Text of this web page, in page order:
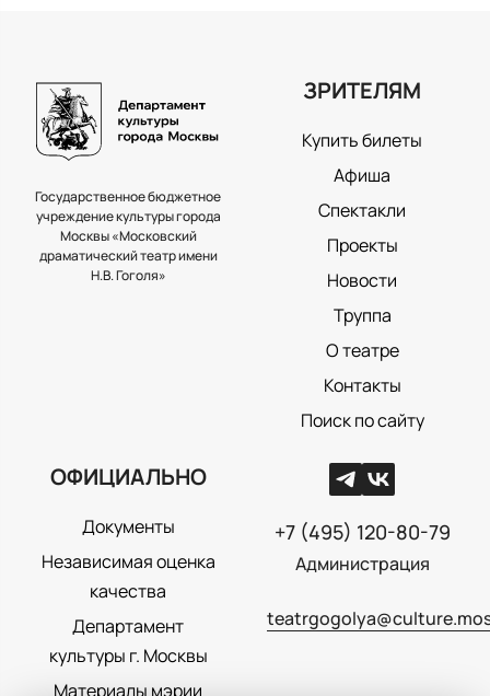
Государственное бюджетное
учреждение культуры города
Москвы «Московский
драматический театр имени
Н.В. Гоголя»
ЗРИТЕЛЯМ
Купить билеты
Афиша
Спектакли
Проекты
Новости
Труппа
О театре
Контакты
Поиск по сайту
ОФИЦИАЛЬНО
Документы
Независимая оценка
качества
Департамент
культуры г. Москвы
Материалы мэрии
+7 (495) 120-80-79
Администрация